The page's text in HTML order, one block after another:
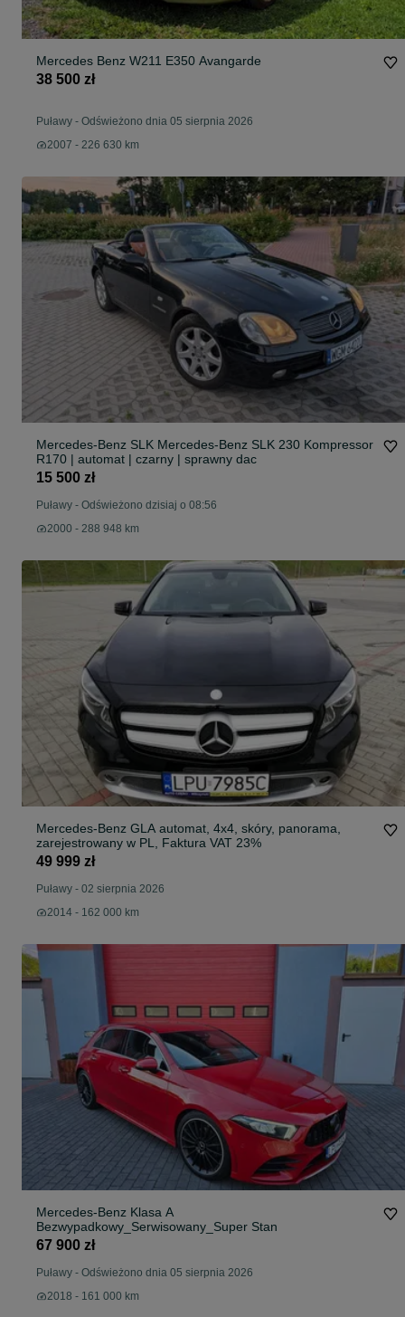
Mercedes Benz W211 E350 Avangarde
38 500 zł
Puławy - Odświeżono dnia 05 sierpnia 2026
2007 - 226 630 km
Mercedes-Benz SLK Mercedes-Benz SLK 230 Kompressor
R170 | automat | czarny | sprawny dac
15 500 zł
Puławy - Odświeżono dzisiaj o 08:56
2000 - 288 948 km
Mercedes-Benz GLA automat, 4x4, skóry, panorama,
zarejestrowany w PL, Faktura VAT 23%
49 999 zł
Puławy - 02 sierpnia 2026
2014 - 162 000 km
Mercedes-Benz Klasa A
Bezwypadkowy_Serwisowany_Super Stan
67 900 zł
Puławy - Odświeżono dnia 05 sierpnia 2026
2018 - 161 000 km